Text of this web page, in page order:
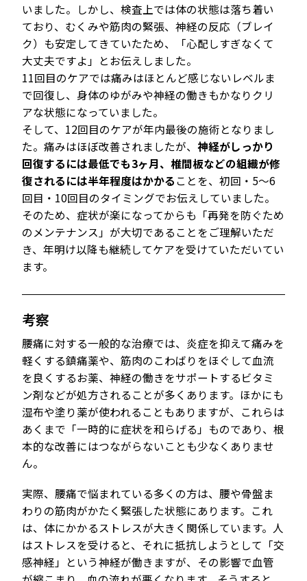
いました。しかし、検査上では体の状態は落ち着い
ており、むくみや筋肉の緊張、神経の反応（ブレイ
ク）も安定してきていたため、「心配しすぎなくて
大丈夫ですよ」とお伝えしました。
11回目のケアでは痛みはほとんど感じないレベルま
で回復し、身体のゆがみや神経の働きもかなりクリ
アな状態になっていました。
そして、12回目のケアが年内最後の施術となりまし
た。痛みはほぼ改善されましたが、神経がしっかり
回復するには最低でも3ヶ月、椎間板などの組織が修
復されるには半年程度はかかることを、初回・5〜6
回目・10回目のタイミングでお伝えしていました。
そのため、症状が楽になってからも「再発を防ぐため
のメンテナンス」が大切であることをご理解いただ
き、年明け以降も継続してケアを受けていただいてい
ます。
考察
腰痛に対する一般的な治療では、炎症を抑えて痛みを
軽くする鎮痛薬や、筋肉のこわばりをほぐして血流
を良くするお薬、神経の働きをサポートするビタミ
ン剤などが処方されることが多くあります。ほかにも
湿布や塗り薬が使われることもありますが、これらは
あくまで「一時的に症状を和らげる」ものであり、根
本的な改善にはつながらないことも少なくありませ
ん。
実際、腰痛で悩まれている多くの方は、腰や骨盤ま
わりの筋肉がかたく緊張した状態にあります。これ
は、体にかかるストレスが大きく関係しています。人
はストレスを受けると、それに抵抗しようとして「交
感神経」という神経が働きますが、その影響で血管